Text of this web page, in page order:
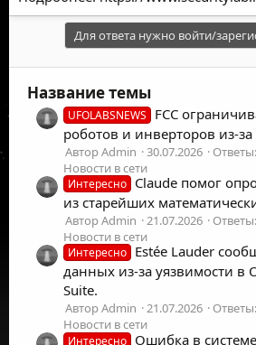
Для ответа нужно войти/
Название темы
UFOLABSNEWS
FCC
роботов и инверторов из-
Автор Admin 30.07.2026
Новости в сети
Интересно Claude помог
из старейших
Автор Admin 21.07.2026
Новости в сети
Интересно Estée Lauder
данных из-за уязвимости в
Suite.
Автор Admin 21.07.2026
Новости в сети
Интересно Ошибка в